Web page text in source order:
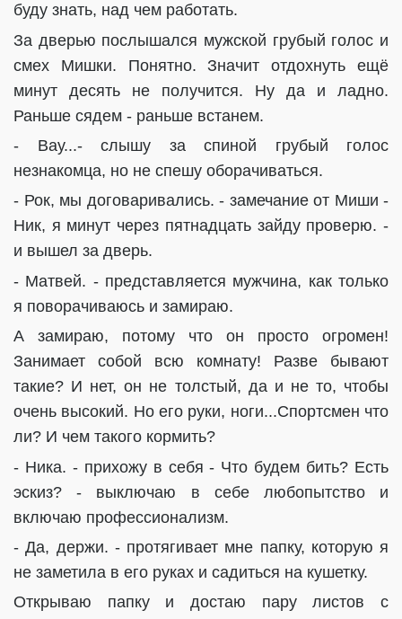
буду знать, над чем работать.
За дверью послышался мужской грубый голос и
смех Мишки. Понятно. Значит отдохнуть ещё
минут десять не получится. Ну да и ладно.
Раньше сядем - раньше встанем.
- Вау...- слышу за спиной грубый голос
незнакомца, но не спешу оборачиваться.
- Рок, мы договаривались. - замечание от Миши -
Ник, я минут через пятнадцать зайду проверю. -
и вышел за дверь.
- Матвей. - представляется мужчина, как только
я поворачиваюсь и замираю.
А замираю, потому что он просто огромен!
Занимает собой всю комнату! Разве бывают
такие? И нет, он не толстый, да и не то, чтобы
очень высокий. Но его руки, ноги...Спортсмен что
ли? И чем такого кормить?
- Ника. - прихожу в себя - Что будем бить? Есть
эскиз? - выключаю в себе любопытство и
включаю профессионализм.
- Да, держи. - протягивает мне папку, которую я
не заметила в его руках и садиться на кушетку.
Открываю папку и достаю пару листов с